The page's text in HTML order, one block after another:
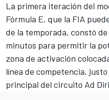
La primera iteración del
Fórmula E, que la FIA
de la temporada, constó
minutos para permitir la
zona de activación
línea de competencia,
principal del circuito Ad